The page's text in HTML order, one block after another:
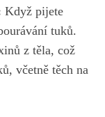
Když pijete
tuků.
z těla, což
​včetně těch na